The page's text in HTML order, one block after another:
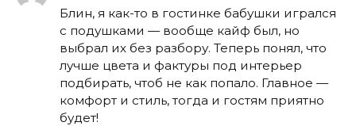
Блин, я как-то в гостинке бабушки игрался
с подушками — вообще кайф был, но
выбрал их без разбору. Теперь понял, что
лучше цвета и фактуры под интерьер
подбирать, чтоб не как попало. Главное —
комфорт и стиль, тогда и гостям приятно
будет!